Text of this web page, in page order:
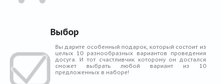
Выбор
Вы дарите особенный подарок, который состоит из
целых 10 разнообразных вариантов проведения
досуга. И тот счастливчик которому он достался
сможет выбрать любой вариант из 10
предложенных в наборе!